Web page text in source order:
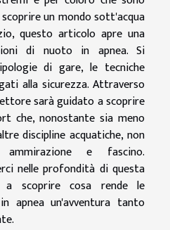
un mondo sott'acqua
questo articolo apre una
di nuoto in apnea. Si
di gare, le tecniche
alla sicurezza. Attraverso
sarà guidato a scoprire
che, nonostante sia meno
discipline acquatiche, non
e fascino.
nelle profondità di questa
a scoprire cosa rende le
apnea un'avventura tanto